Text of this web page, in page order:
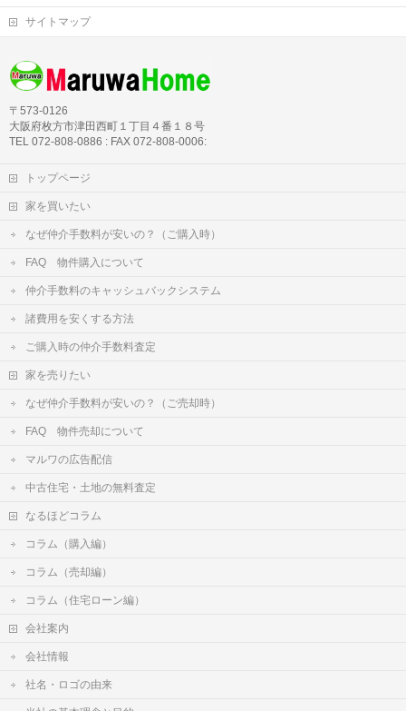
サイトマップ
〒573-0126
大阪府枚方市津田西町１丁目４番１８号
TEL 072-808-0886 : FAX 072-808-0006:
トップページ
家を買いたい
なぜ仲介手数料が安いの？（ご購入時）
FAQ 物件購入について
仲介手数料のキャッシュバックシステム
諸費用を安くする方法
ご購入時の仲介手数料査定
家を売りたい
なぜ仲介手数料が安いの？（ご売却時）
FAQ 物件売却について
マルワの広告配信
中古住宅・土地の無料査定
なるほどコラム
コラム（購入編）
コラム（売却編）
コラム（住宅ローン編）
会社案内
会社情報
社名・ロゴの由来